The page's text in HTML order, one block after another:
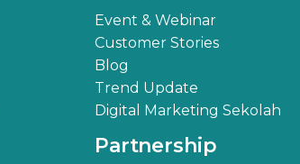
Event & Webinar
Customer Stories
Blog
Trend Update
Digital Marketing Sekolah
Partnership